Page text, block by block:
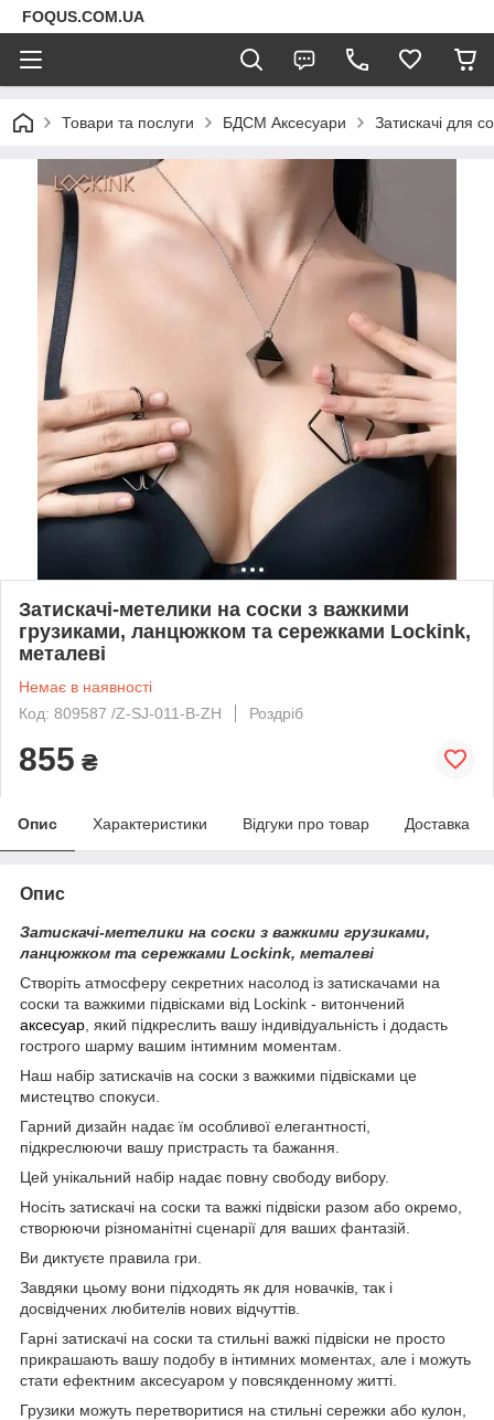
FOQUS.COM.UA
Товари та послуги БДСМ Аксесуари Затискачі для
Затискачі-метелики на соски з важкими
грузиками, ланцюжком та сережками Lockink,
металеві
Немає в наявності
Код: 809587 /Z-SJ-011-B-ZH
Роздріб
855 ₴
Опис Характеристики Відгуки про товар Доставка
Опис
Затискачі-метелики на соски з важкими грузиками,
ланцюжком та сережками Lockink, металеві
Створіть атмосферу секретних насолод із затискачами на
соски та важкими підвісками від Lockink - витончений
аксесуар , який підкреслить вашу індивідуальність і додасть
гострого шарму вашим інтимним моментам.
Наш набір затискачів на соски з важкими підвісками це
мистецтво спокуси.
Гарний дизайн надає їм особливої елегантності,
підкреслюючи вашу пристрасть та бажання.
Цей унікальний набір надає повну свободу вибору.
Носіть затискачі на соски та важкі підвіски разом або окремо,
створюючи різноманітні сценарії для ваших фантазій.
Ви диктуєте правила гри.
Завдяки цьому вони підходять як для новачків, так і
досвідчених любителів нових відчуттів.
Гарні затискачі на соски та стильні важкі підвіски не просто
прикрашають вашу подобу в інтимних моментах, але і можуть
стати ефектним аксесуаром у повсякденному житті.
Грузики можуть перетворитися на стильні сережки або кулон,